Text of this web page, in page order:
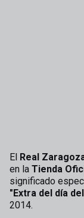
El Real
en la Tienda
significado
"Extra del día
2014.